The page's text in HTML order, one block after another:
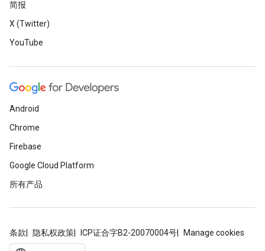
简报
X (Twitter)
YouTube
Android
Chrome
Firebase
Google Cloud Platform
所有产品
条款 隐私权政策 ICP证合字B2-20070004号 Manage cookies